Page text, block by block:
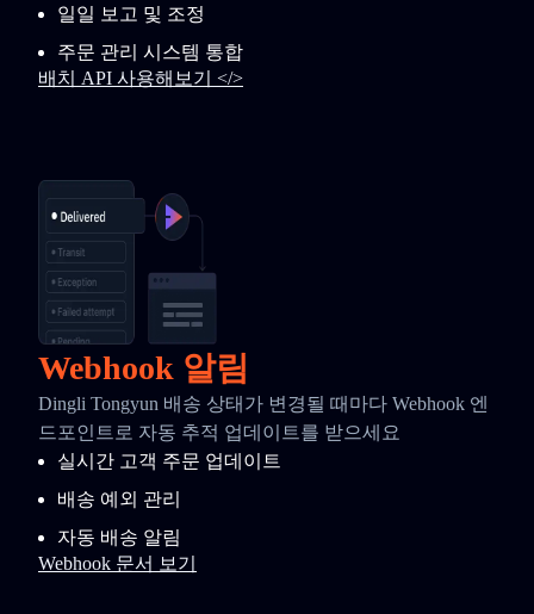
일일 보고 및 조정
주문 관리 시스템 통합
배치 API 사용해보기 </>
Webhook 알림
Dingli Tongyun 배송 상태가 변경될 때마다 Webhook 엔
드포인트로 자동 추적 업데이트를 받으세요
실시간 고객 주문 업데이트
배송 예외 관리
자동 배송 알림
Webhook 문서 보기